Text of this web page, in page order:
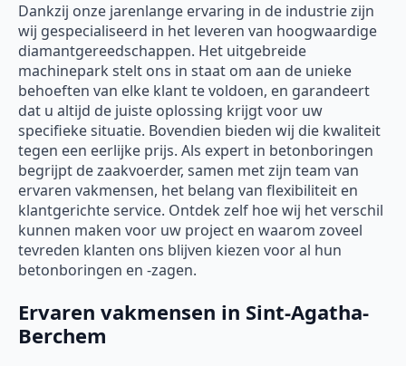
Dankzij onze jarenlange ervaring in de industrie zijn
wij gespecialiseerd in het leveren van hoogwaardige
diamantgereedschappen. Het uitgebreide
machinepark stelt ons in staat om aan de unieke
behoeften van elke klant te voldoen, en garandeert
dat u altijd de juiste oplossing krijgt voor uw
specifieke situatie. Bovendien bieden wij die kwaliteit
tegen een eerlijke prijs. Als expert in betonboringen
begrijpt de zaakvoerder, samen met zijn team van
ervaren vakmensen, het belang van flexibiliteit en
klantgerichte service. Ontdek zelf hoe wij het verschil
kunnen maken voor uw project en waarom zoveel
tevreden klanten ons blijven kiezen voor al hun
betonboringen en -zagen.
Ervaren vakmensen in Sint-Agatha-
Berchem